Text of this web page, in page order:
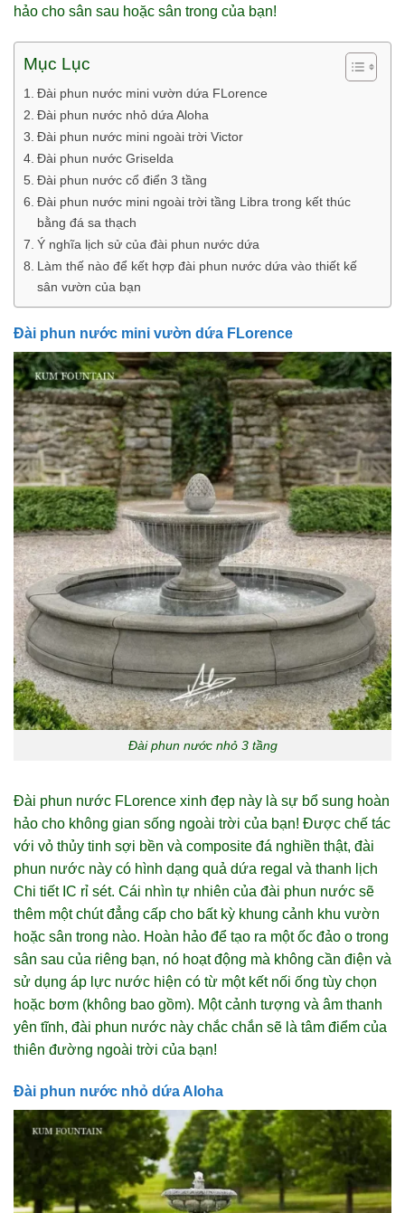
hảo cho sân sau hoặc sân trong của bạn!
Mục Lục
Đài phun nước mini vườn dứa FLorence
Đài phun nước nhỏ dứa Aloha
Đài phun nước mini ngoài trời Victor
Đài phun nước Griselda
Đài phun nước cổ điển 3 tầng
Đài phun nước mini ngoài trời tầng Libra trong kết thúc
bằng đá sa thạch
Ý nghĩa lịch sử của đài phun nước dứa
Làm thế nào để kết hợp đài phun nước dứa vào thiết kế
sân vườn của bạn
Đài phun nước mini vườn dứa FLorence
Đài phun nước nhỏ 3 tầng
Đài phun nước FLorence xinh đẹp này là sự bổ sung hoàn
hảo cho không gian sống ngoài trời của bạn! Được chế tác
với vỏ thủy tinh sợi bền và composite đá nghiền thật, đài
phun nước này có hình dạng quả dứa regal và thanh lịch
Chi tiết IC rỉ sét. Cái nhìn tự nhiên của đài phun nước sẽ
thêm một chút đẳng cấp cho bất kỳ khung cảnh khu vườn
hoặc sân trong nào. Hoàn hảo để tạo ra một ốc đảo o trong
sân sau của riêng bạn, nó hoạt động mà không cần điện và
sử dụng áp lực nước hiện có từ một kết nối ống tùy chọn
hoặc bơm (không bao gồm). Một cảnh tượng và âm thanh
yên tĩnh, đài phun nước này chắc chắn sẽ là tâm điểm của
thiên đường ngoài trời của bạn!
Đài phun nước nhỏ dứa Aloha